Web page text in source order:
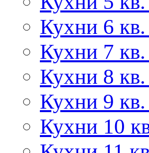
Кухни 6
Кухни 7
Кухни 8
Кухни 9
Кухни 10